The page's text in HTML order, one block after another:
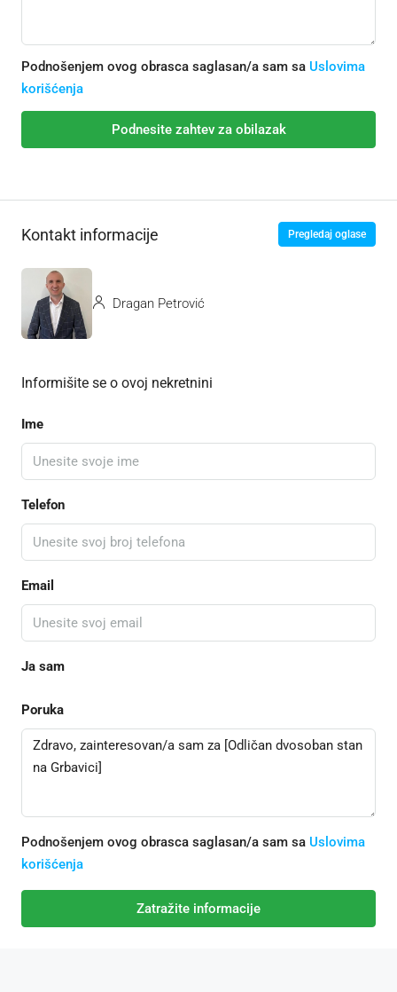
Podnošenjem ovog obrasca saglasan/a sam sa Uslovima
korišćenja
Podnesite zahtev za obilazak
Kontakt informacije Pregledaj oglase
Dragan Petrović
Informišite se o ovoj nekretnini
Ime
Telefon
Email
Ja sam
Poruka
Podnošenjem ovog obrasca saglasan/a sam sa Uslovima
korišćenja
Zatražite informacije